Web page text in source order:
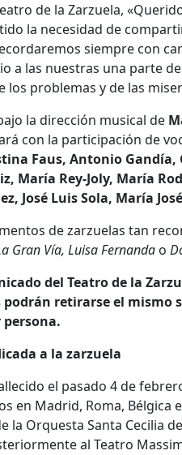
de la Zarzuela,
la necesidad de
siempre con
a las nuestras una parte
los problemas y de las
la dirección musical de
con la participación de
Faus, Antonio
María Rey-Joly, María
José Luis Sola, María
de zarzuelas tan
Gran Vía, Luisa Fernanda o
del Teatro de la
podrán retirarse el mismo
a la zarzuela
el pasado 4 de
en Madrid, Roma, Bélgica
la Orquesta Santa Cecilia
al Teatro